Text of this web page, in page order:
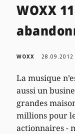
WOXX
WOXX 28.09.2012
La musique
aussi un
grandes
millions pour
actionnaires -